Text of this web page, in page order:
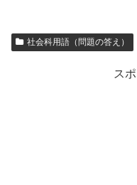
社会科用語（問題の答え）
ス